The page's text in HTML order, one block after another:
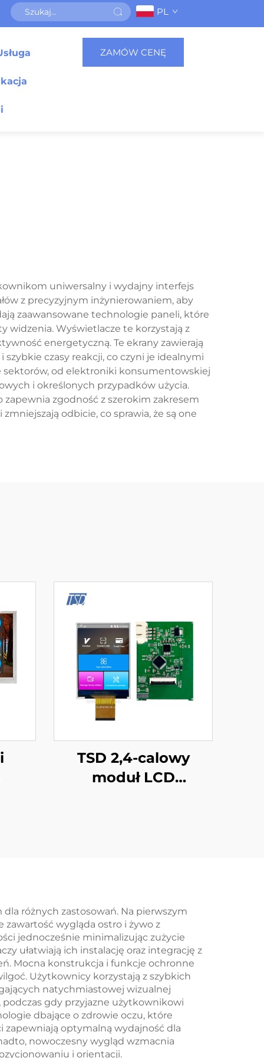
PL
ZAMÓW CENĘ
uniwersalny i wydajny interfejs
z precyzyjnym inżynierowaniem, aby
zaawansowane technologie paneli, które
widzenia. Wyświetlacze te korzystają z
energetyczną. Te ekrany zawierają
czasy reakcji, co czyni je idealnymi
sektorów, od elektroniki konsumentowskiej
i określonych przypadków użycia.
zapewnia zgodność z szerokim zakresem
odbicie, co sprawia, że są one
TSD 2,4-calowy
moduł LCD
różnych zastosowań. Na pierwszym
zawartość wygląda ostro i żywo z
jednocześnie minimalizując zużycie
ułatwiają ich instalację oraz integrację z
Mocna konstrukcja i funkcje ochronne
Użytkownicy korzystają z szybkich
natychmiastowej wizualnej
podczas gdy przyjazne użytkownikowi
dbające o zdrowie oczu, które
zapewniają optymalną wydajność dla
nowoczesny wygląd wzmacnia
i orientacji.